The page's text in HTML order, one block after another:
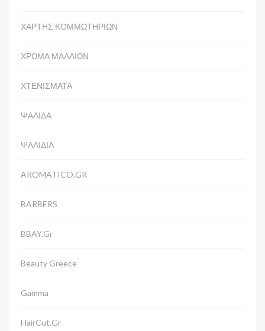
ΧΑΡΤΗΣ ΚΟΜΜΩΤΗΡΙΩΝ
ΧΡΩΜΑ ΜΑΛΛΙΩΝ
ΧΤΕΝΙΣΜΑΤΑ
ΨΑΛΙΔΑ
ΨΑΛΙΔΙΑ
AROMATICO.GR
BARBERS
BBAY.gr
Beauty Greece
Gamma
HairCut.gr